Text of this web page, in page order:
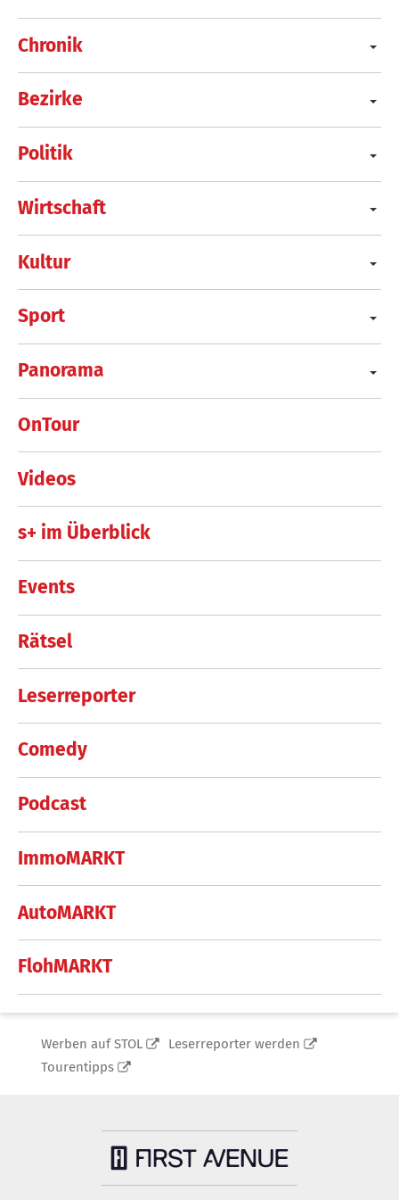
Chronik
Bezirke
Politik
Wirtschaft
Kultur
Sport
Panorama
OnTour
Videos
s+ im Überblick
Events
Rätsel
Leserreporter
Comedy
Podcast
ImmoMARKT
AutoMARKT
FlohMARKT
Werben auf STOL
Leserreporter werden
Tourentipps